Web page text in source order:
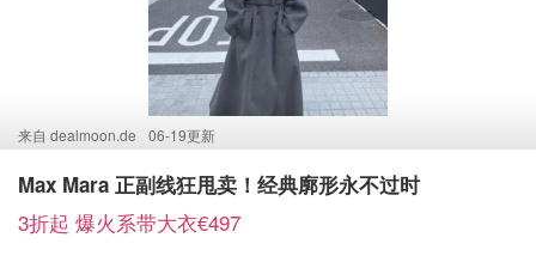
来自 dealmoon.de 06-19更新
Max Mara 正副线狂甩卖！经典廓形永不过时
3折起 爆火系带大衣€497